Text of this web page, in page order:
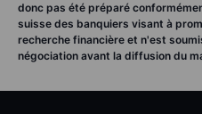
donc pas été préparé
suisse des banquiers visant à
recherche financière et n'est
négociation avant la diffusion du